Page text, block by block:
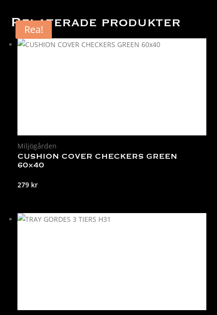
Relaterade produkter
Miljögården
CUSHION COVER CHECKERS GREEN
60×40
279 kr
Rea!